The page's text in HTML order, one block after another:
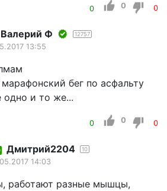
0 0 0
Валерий Ф 12757
13:55
бег по асфальту
одно и то же...
0 0 0
Дмитрий2204 10
14:03
работают разные мышцы,